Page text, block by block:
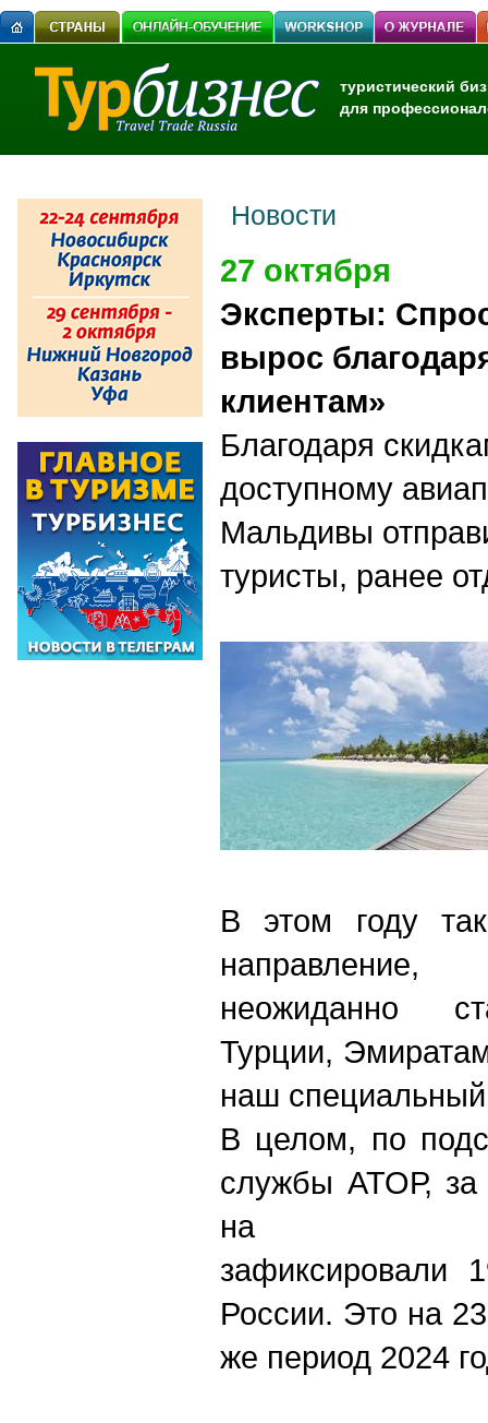
туристический
для
Новости
27 октября
Эксперты:
вырос
клиентам»
Благодаря
доступному
Мальдивы
туристы, ранее
В этом году
неожиданно
Турции,
наш специальный
В целом, по
службы АТОР, за
на
зафиксировали
России. Это на
же период 2024